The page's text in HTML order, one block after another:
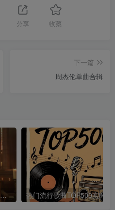
分享 收藏
下一篇
周杰伦单曲合辑
太阳之子 – 周杰伦 [FLAC 分轨 192Khz 24bit]